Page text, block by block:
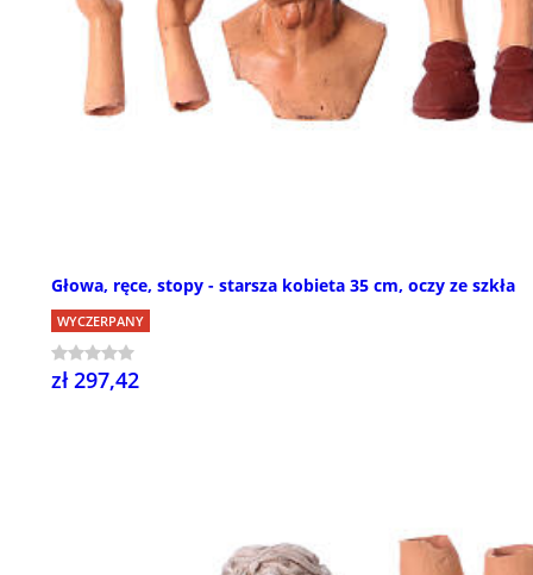
Głowa, ręce, stopy - starsza kobieta 35 cm, oczy ze szkła
WYCZERPANY
zł 297,42